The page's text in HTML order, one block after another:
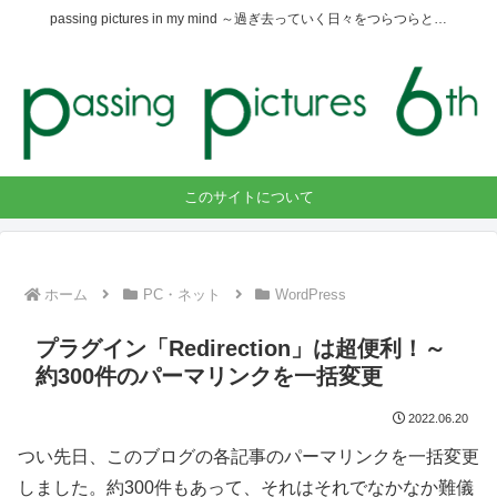
passing pictures in my mind ～過ぎ去っていく日々をつらつらと…
このサイトについて
ホーム PC・ネット WordPress
プラグイン「Redirection」は超便利！～
約300件のパーマリンクを一括変更
2022.06.20
つい先日、このブログの各記事のパーマリンクを一括変更
しました。約300件もあって、それはそれでなかなか難儀